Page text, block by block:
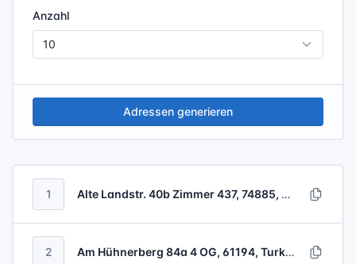
Anzahl
Adressen generieren
1 Alte Landstr. 40b Zimmer 437, 74885, Kasachstan
2 Am Hühnerberg 84a 4 OG, 61194, Turks- und Caicosinseln